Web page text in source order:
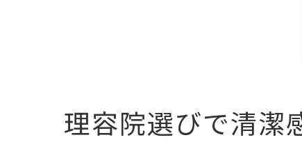
理容院選びで清潔